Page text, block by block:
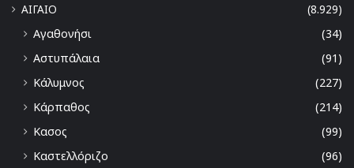
ΑΙΓΑΙΟ
(8.929)
Αγαθονήσι
(34)
Αστυπάλαια
(91)
Κάλυμνος
(227)
Κάρπαθος
(214)
Κασος
(99)
Καστελλόριζο
(96)